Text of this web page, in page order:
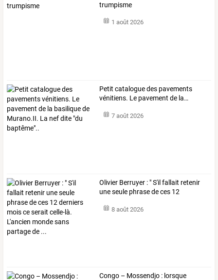
trumpisme
1 août 2026
Petit cataloguedes pavements
vénitiens. Le pavement de la…
7 août 2026
Olivier Berruyer : "S'ilfallait retenir
uneseule phrasedeces 12
8 août 2026
Congo – Mossendjo : lorsque